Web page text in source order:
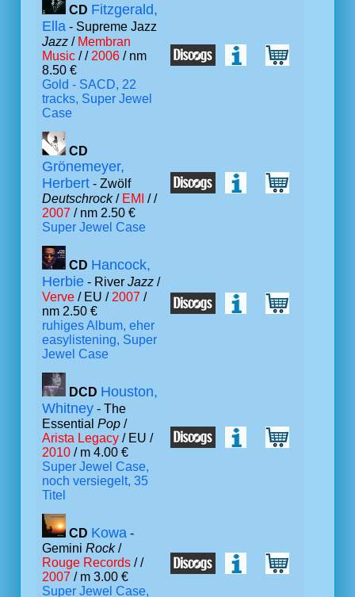
CD Fitzgerald,
Ella - Supreme Jazz
Jazz / Membran
Music / / 2006 / nm
8.50 €
Gold - SACD, 22
tracks, Super Jewel
Case
CD
Grönemeyer,
Herbert - Zwölf
Deutschrock/ EMI / /
2007 / nm 2.50 €
Super Jewel Case
CD Hancock,
Herbie - River Jazz /
Verve / EU / 2007 /
nm 2.50 €
ruhiges Album, eher
easylistening, Super
Jewel Case
DCD Houston,
Whitney - The
Essential Pop /
Arista Legacy / EU /
2010 / m 4.00 €
Super Jewel Case,
noch versiegelt, 35
Titel
CD Kowa -
Gemini Rock/
Rouge Records / /
2007 / m 3.00 €
Super Jewel Case,